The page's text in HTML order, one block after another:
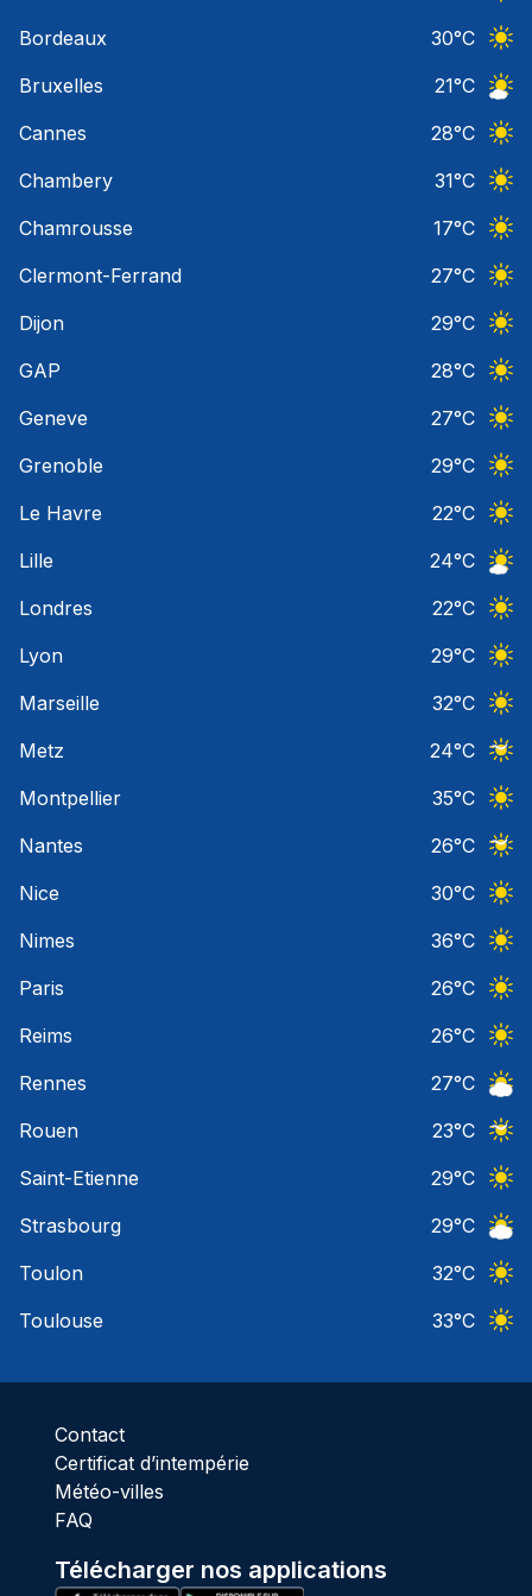
Bordeaux
30°C
Bruxelles
21°C
Cannes
28°C
Chambery
31°C
Chamrousse
17°C
Clermont-Ferrand
27°C
Dijon
29°C
GAP
28°C
Geneve
27°C
Grenoble
29°C
Le Havre
22°C
Lille
24°C
Londres
22°C
Lyon
29°C
Marseille
32°C
Metz
24°C
Montpellier
35°C
Nantes
26°C
Nice
30°C
Nimes
36°C
Paris
26°C
Reims
26°C
Rennes
27°C
Rouen
23°C
Saint-Etienne
29°C
Strasbourg
29°C
Toulon
32°C
Toulouse
33°C
Contact
Certificat d’intempérie
Météo-villes
FAQ
Télécharger nos applications